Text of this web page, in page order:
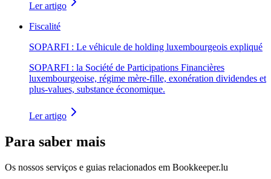
Ler artigo
Fiscalité
SOPARFI : Le véhicule de holding luxembourgeois expliqué
SOPARFI : la Société de Participations Financières
luxembourgeoise, régime mère-fille, exonération dividendes et
plus-values, substance économique.
Ler artigo
Para saber mais
Os nossos serviços e guias relacionados em Bookkeeper.lu